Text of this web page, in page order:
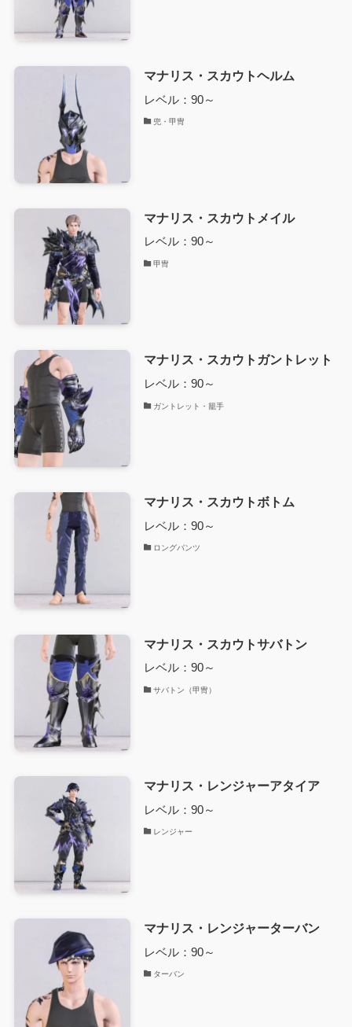
マナリス・スカウトヘルム
レベル：90～
兜・甲冑
マナリス・スカウトメイル
レベル：90～
甲冑
マナリス・スカウトガントレット
レベル：90～
ガントレット・籠手
マナリス・スカウトボトム
レベル：90～
ロングパンツ
マナリス・スカウトサバトン
レベル：90～
サバトン（甲冑）
マナリス・レンジャーアタイア
レベル：90～
レンジャー
マナリス・レンジャーターバン
レベル：90～
ターバン